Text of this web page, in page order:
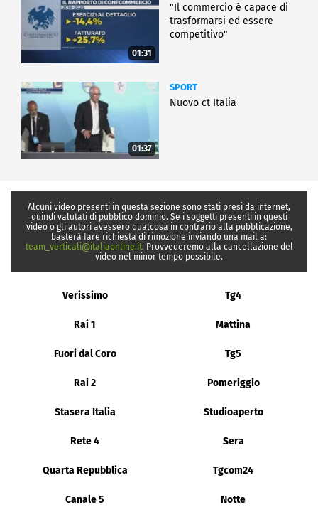
01:31
"Il commercio è capace di
trasformarsi ed essere
competitivo"
01:37
SPORT
Nuovo ct Italia
Alcuni video presenti in questa sezione sono stati presi da internet,
quindi valutati di pubblico dominio. Se i soggetti presenti in questi
video o gli autori avessero qualcosa in contrario alla pubblicazione,
basterà fare richiesta di rimozione inviando una mail a:
team_verticali@italiaonline.it. Provvederemo alla cancellazione del
video nel minor tempo possibile.
Verissimo Tg4
Rai 1 Mattina
Fuori dal Coro Tg5
Rai 2 Pomeriggio
Stasera Italia Studioaperto
Rete 4 Sera
Quarta Repubblica Tgcom24
Canale 5 Notte